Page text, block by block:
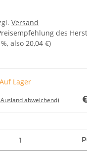
Versand
des
, also 20,04 €)
Lager
abweichend)